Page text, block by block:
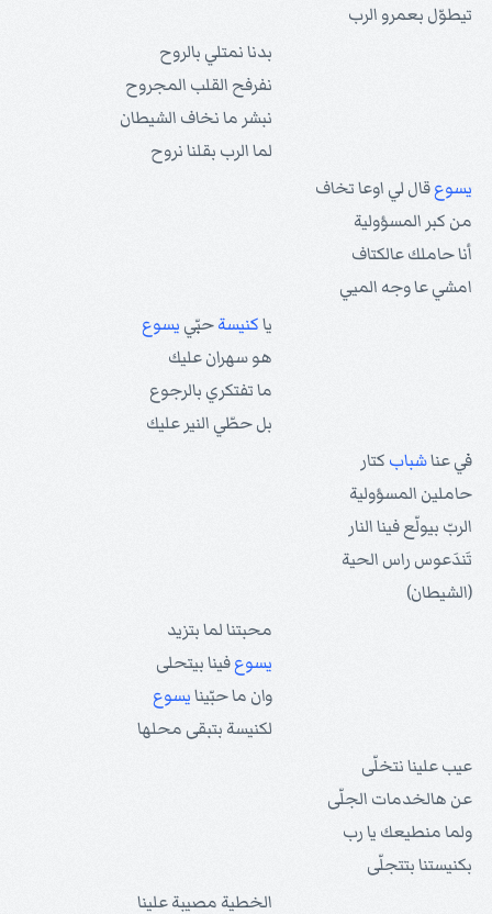
تيطوّل بعمرو الرب
بدنا نمتلي بالروح
نفرفح القلب المجروح
نبشر ما نخاف الشيطان
لما الرب بقلنا نروح
يسوعقال لي اوعا تخاف
من كبر المسؤولية
أنا حاملك عالكتاف
امشي عا وجه الميي
ياكنيسةحبّي يسوع
هو سهران عليك
ما تفتكري بالرجوع
بل حطّي النير عليك
في عناشباب كتار
حاملين المسؤولية
الربّ بيولّع فينا النار
تَندَعوس راس الحية
(الشيطان)
محبتنا لما بتزيد
يسوعفينا بيتحلى
وان ما حبّينايسوع
لكنيسة بتبقى محلها
عيب علينا نتخلّى
عن هالخدمات الجلّى
ولما منطيعك يا رب
بكنيستنا بتتجلّى
الخطية مصيبة علينا